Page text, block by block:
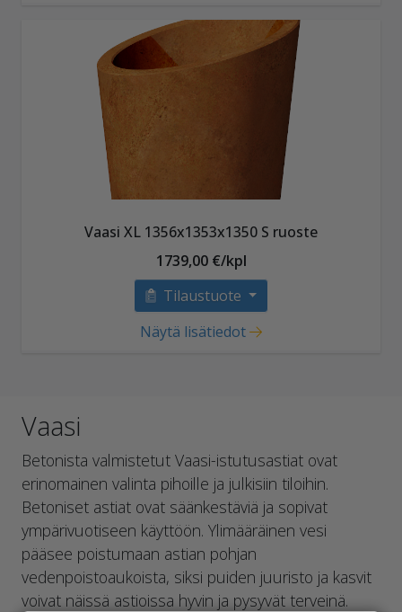
Vaasi XL 1356x1353x1350 S ruoste
1739,00 €/kpl
Tilaustuote
Näytä lisätiedot
Vaasi
Betonista valmistetut Vaasi-istutusastiat ovat
erinomainen valinta pihoille ja julkisiin tiloihin.
Betoniset astiat ovat säänkestäviä ja sopivat
ympärivuotiseen käyttöön. Ylimääräinen vesi
pääsee poistumaan astian pohjan
vedenpoistoaukoista, siksi puiden juuristo ja kasvit
voivat näissä astioissa hyvin ja pysyvät terveinä.